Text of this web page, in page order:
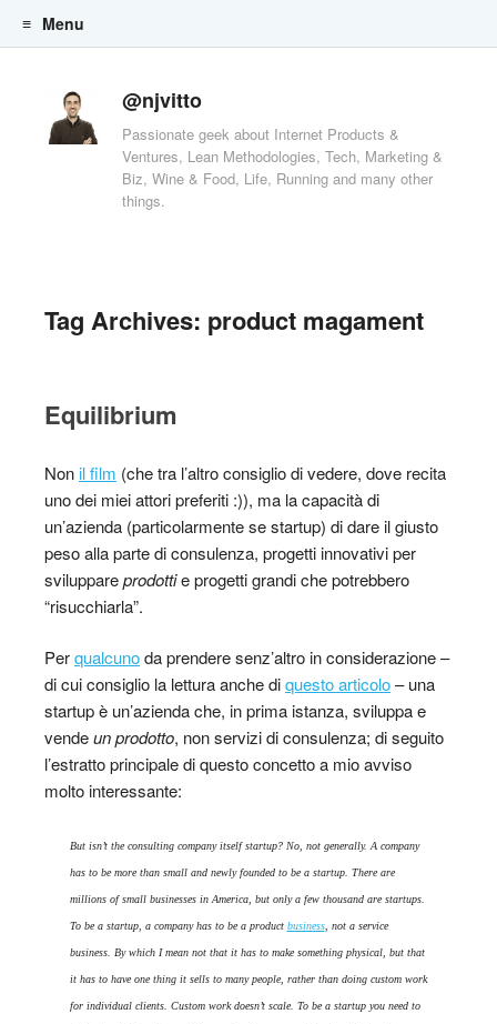
@njvitto
Passionate geek about Internet Products &
Ventures, Lean Methodologies, Tech, Marketing &
Biz, Wine & Food, Life, Running and many other
things.
Menu
Tag Archives: product magament
Equilibrium
Non il film (che tra l’altro consiglio di vedere, dove recita
uno dei miei attori preferiti :)), ma la capacità di
un’azienda (particolarmente se startup) di dare il giusto
peso alla parte di consulenza, progetti innovativi per
sviluppareprodottie progetti grandi che potrebbero
“risucchiarla”.
Perqualcunoda prendere senz’altro in considerazione –
di cui consiglio la lettura anche diquesto articolo– una
startup è un’azienda che, in prima istanza, sviluppa e
vendeun prodotto, non servizi di consulenza; di seguito
l’estratto principale di questo concetto a mio avviso
molto interessante:
But isn’t the consulting company itself startup? No, not generally. A company
has to be more than small and newly founded to be a startup. There are
millions of small businesses in America, but only a few thousand are startups.
To be a startup, a company has to be a product business, not a service
business. By which I mean not that it has to make something physical, but that
it has to have one thing it sells to many people, rather than doing custom work
for individual clients. Custom work doesn’t scale. To be a startup you need to